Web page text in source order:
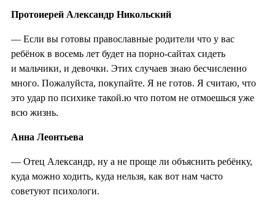
Протоиерей Александр Никольский
— Если вы готовы православные родители что у вас
ребёнок в восемь лет будет на порно-сайтах сидеть
и мальчики, и девочки. Этих случаев знаю бесчисленно
много. Пожалуйста, покупайте. Я не готов. Я считаю, что
это удар по психике такой.ю что потом не отмоешься уже
всю жизнь.
Анна Леонтьева
— Отец Александр, ну а не проще ли объяснить ребёнку,
куда можно ходить, куда нельзя, как вот нам часто
советуют психологи.